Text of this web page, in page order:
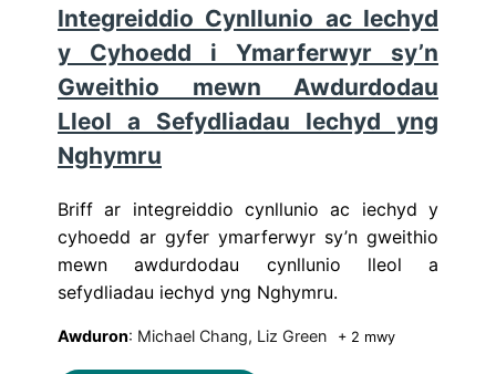
Integreiddio Cynllunio ac Iechyd
y Cyhoedd i Ymarferwyr sy’n
Gweithio mewn Awdurdodau
Lleol a Sefydliadau Iechyd yng
Nghymru
Briff ar integreiddio cynllunio ac iechyd y
cyhoedd ar gyfer ymarferwyr sy’n gweithio
mewn awdurdodau cynllunio lleol a
sefydliadau iechyd yng Nghymru.
Awduron: Michael Chang, Liz Green + 2 mwy